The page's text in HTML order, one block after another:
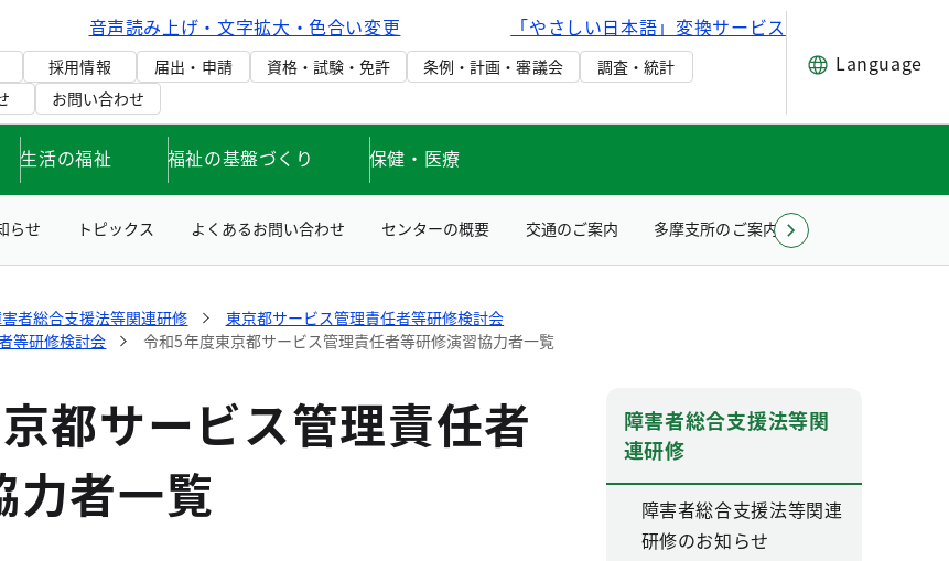
音声読み上げ・文字拡大・色合い変更 「やさしい日本語」変換サービス
採用情報 届出・申請 資格・試験・免許 条例・計画・審議会
調査・統計
お問い合わせ
Language
生活の福祉 福祉の基盤づくり 保健・医療
らせ トピックス よくあるお問い合わせ センターの概要 交通のご案内 多摩支所のご案内
者総合支援法等関連研修
東京都サービス管理責任者等研修検討会
等研修検討会
令和5年度東京都サービス管理責任者等研修演習協力者一覧
都サービス管理責任者
力者一覧
障害者総合支援法等関
連研修
障害者総合支援法等関連
研修のお知らせ